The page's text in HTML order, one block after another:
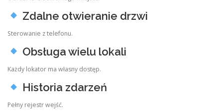
Zdalne otwieranie drzwi
Sterowanie z telefonu.
Obsługa wielu lokali
Każdy lokator ma własny dostęp.
Historia zdarzeń
Pełny rejestr wejść.